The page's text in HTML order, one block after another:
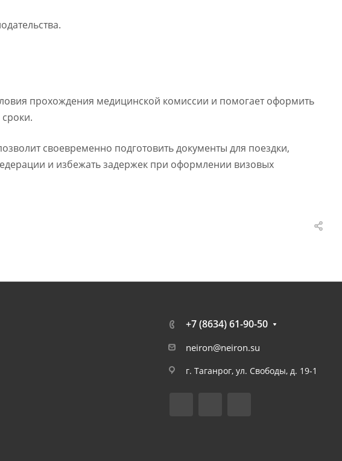
прохождения медицинской комиссии и помогает оформить
своевременно подготовить документы для поездки,
и избежать задержек при оформлении визовых
+7 (8634) 61-90-50
neiron@neiron.su
г. Таганрог, ул. Свободы, д. 19-1